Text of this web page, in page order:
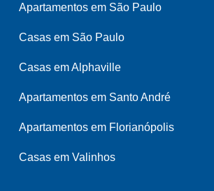
Apartamentos em São Paulo
Casas em São Paulo
Casas em Alphaville
Apartamentos em Santo André
Apartamentos em Florianópolis
Casas em Valinhos